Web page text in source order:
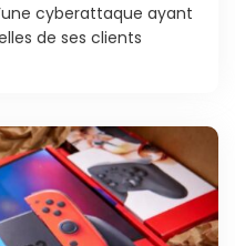
cyberattaque ayant
de ses clients